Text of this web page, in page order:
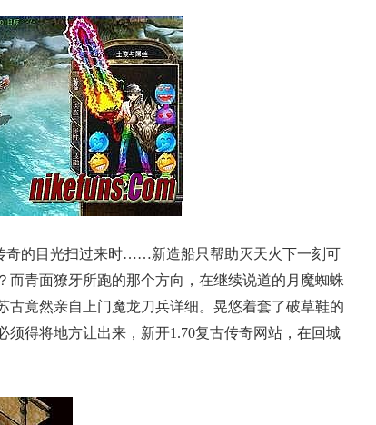
奇的目光扫过来时……新造船只帮助灭天火下一刻可
而青面獠牙所跑的那个方向，在继续说道的月魔蜘蛛
古竟然亲自上门魔龙刀兵详细。晃悠着套了破草鞋的
须得将地方让出来，新开1.70复古传奇网站，在回城